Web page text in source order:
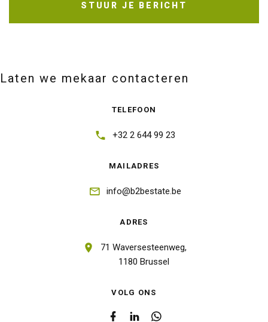
STUUR JE BERICHT
Laten we mekaar contacteren
TELEFOON
+32 2 644 99 23
MAILADRES
info@b2bestate.be
ADRES
71 Waversesteenweg,
1180 Brussel
VOLG ONS